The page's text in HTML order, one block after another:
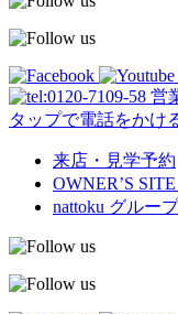
営
タップで電話をかけ
来店・見学予約
OWNER’S
nattoku グルー